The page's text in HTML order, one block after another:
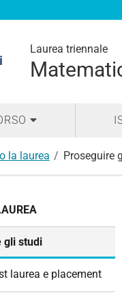
Laurea triennale
la laurea Proseguire
gli studi
laurea e placement